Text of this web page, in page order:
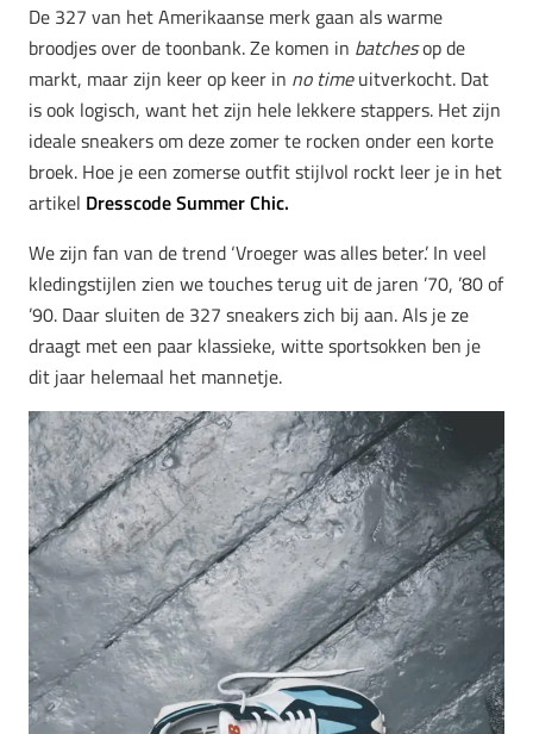
De 327 van het Amerikaanse merk gaan als warme
broodjes over de toonbank. Ze komen in batchesop de
markt, maar zijn keer op keer in no timeuitverkocht. Dat
is ook logisch, want het zijn hele lekkere stappers. Het zijn
ideale sneakers om deze zomer te rocken onder een korte
broek. Hoe je een zomerse outfit stijlvol rockt leer je in het
artikel Dresscode Summer Chic.
We zijn fan van de trend ‘Vroeger was alles beter.’ In veel
kledingstijlen zien we touches terug uit de jaren ’70, ’80 of
’90. Daar sluiten de 327 sneakers zich bij aan. Als je ze
draagt met een paar klassieke, witte sportsokken ben je
dit jaar helemaal het mannetje.